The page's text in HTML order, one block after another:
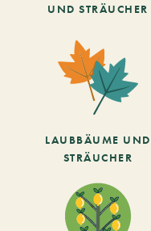
UND STRÄUCHER
LAUBBÄUME UND
STRÄUCHER